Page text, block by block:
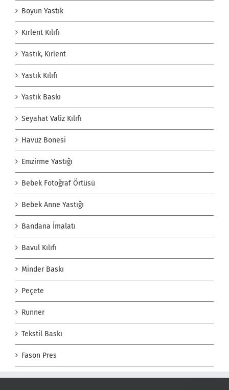
Boyun Yastık
Kırlent Kılıfı
Yastık, Kırlent
Yastık Kılıfı
Yastık Baskı
Seyahat Valiz Kılıfı
Havuz Bonesi
Emzirme Yastığı
Bebek Fotoğraf Örtüsü
Bebek Anne Yastığı
Bandana İmalatı
Bavul Kılıfı
Minder Baskı
Peçete
Runner
Tekstil Baskı
Fason Pres